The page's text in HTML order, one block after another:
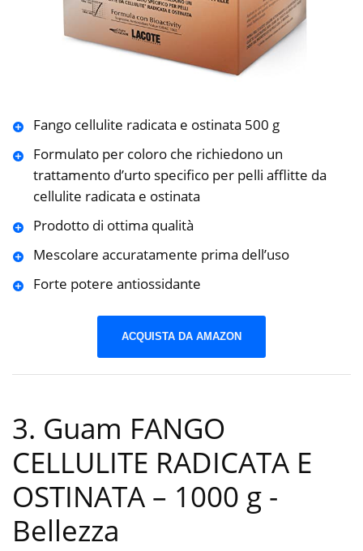
Fango cellulite radicata e ostinata 500 g
Formulato per coloro che richiedono un
trattamento d’urto specifico per pelli afflitte da
cellulite radicata e ostinata
Prodotto di ottima qualità
Mescolare accuratamente prima dell’uso
Forte potere antiossidante
ACQUISTA DA AMAZON
3. Guam FANGO
CELLULITE RADICATA E
OSTINATA – 1000 g -
Bellezza